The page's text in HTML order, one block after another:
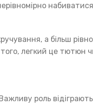
а більш
легкий це тютюн
роль